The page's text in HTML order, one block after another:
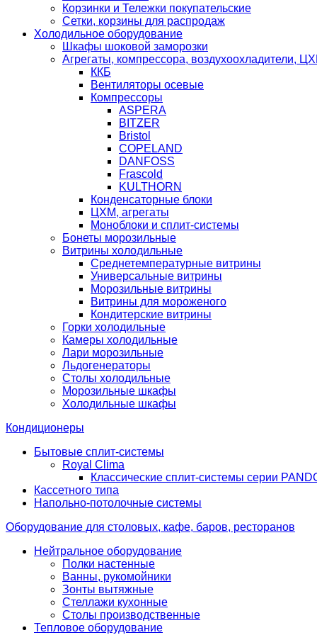
Корзинки и Тележки покупательские
Сетки, корзины для распродаж
Холодильное оборудование
Шкафы шоковой заморозки
Агрегаты, компрессора, воздухоохладители,
ККБ
Вентиляторы осевые
Компрессоры
ASPERA
BITZER
Bristol
COPELAND
DANFOSS
Frascold
KULTHORN
Конденсаторные блоки
ЦХМ, агрегаты
Моноблоки и сплит-системы
Бонеты морозильные
Витрины холодильные
Среднетемпературные витрины
Универсальные витрины
Морозильные витрины
Витрины для мороженого
Кондитерские витрины
Горки холодильные
Камеры холодильные
Лари морозильные
Льдогенераторы
Столы холодильные
Морозильные шкафы
Холодильные шкафы
Кондиционеры
Бытовые сплит-системы
Royal Clima
Классические сплит-системы серии
Кассетного типа
Напольно-потолочные системы
Оборудование для столовых, кафе, баров, ресторанов
Нейтральное оборудование
Полки настенные
Ванны, рукомойники
Зонты вытяжные
Стеллажи кухонные
Столы производственные
Тепловое оборудование